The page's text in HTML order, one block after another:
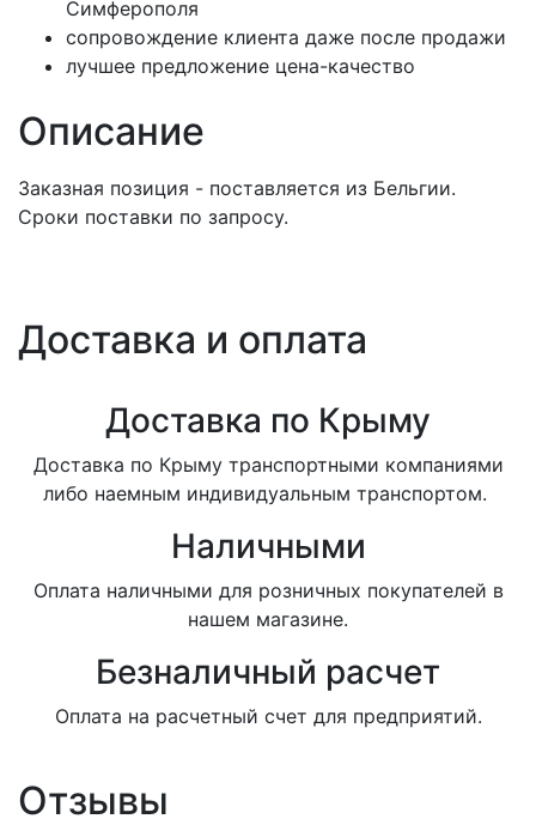
Симферополя
сопровождение клиента даже после продажи
лучшее предложение цена-качество
Описание
Заказная позиция - поставляется из Бельгии.
Сроки поставки по запросу.
Доставка и оплата
Доставка по Крыму
Доставка по Крыму транспортными компаниями
либо наемным индивидуальным транспортом.
Наличными
Оплата наличными для розничных покупателей в
нашем магазине.
Безналичный расчет
Оплата на расчетный счет для предприятий.
Отзывы